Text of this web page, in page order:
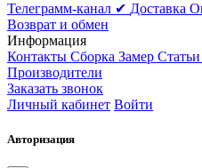
Телеграмм-канал ✔ Доставка
Возврат и обмен
Информация
Контакты Сборка Замер Статьи
Производители
Заказать звонок
Личный кабинет Войти
Авторизация